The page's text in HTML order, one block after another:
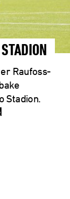
Raufoss-
Stadion.